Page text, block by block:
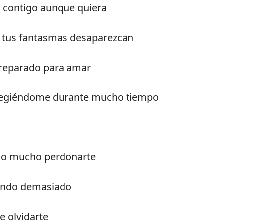
aunque quiera
fantasmas desaparezcan
para amar
durante mucho tiempo
mucho perdonarte
demasiado
olvidarte